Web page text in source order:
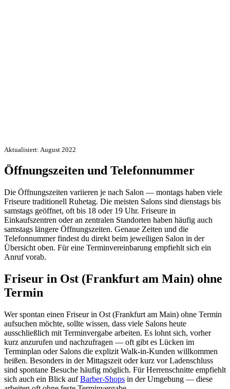
Aktualisiert: August 2022
Öffnungszeiten und Telefonnummer
Die Öffnungszeiten variieren je nach Salon — montags haben viele
Friseure traditionell Ruhetag. Die meisten Salons sind dienstags bis
samstags geöffnet, oft bis 18 oder 19 Uhr. Friseure in
Einkaufszentren oder an zentralen Standorten haben häufig auch
samstags längere Öffnungszeiten. Genaue Zeiten und die
Telefonnummer findest du direkt beim jeweiligen Salon in der
Übersicht oben. Für eine Terminvereinbarung empfiehlt sich ein
Anruf vorab.
Friseur in Ost (Frankfurt am Main) ohne
Termin
Wer spontan einen Friseur in Ost (Frankfurt am Main) ohne Termin
aufsuchen möchte, sollte wissen, dass viele Salons heute
ausschließlich mit Terminvergabe arbeiten. Es lohnt sich, vorher
kurz anzurufen und nachzufragen — oft gibt es Lücken im
Terminplan oder Salons die explizit Walk-in-Kunden willkommen
heißen. Besonders in der Mittagszeit oder kurz vor Ladenschluss
sind spontane Besuche häufig möglich. Für Herrenschnitte empfiehlt
sich auch ein Blick aufBarber-Shops in der Umgebung — diese